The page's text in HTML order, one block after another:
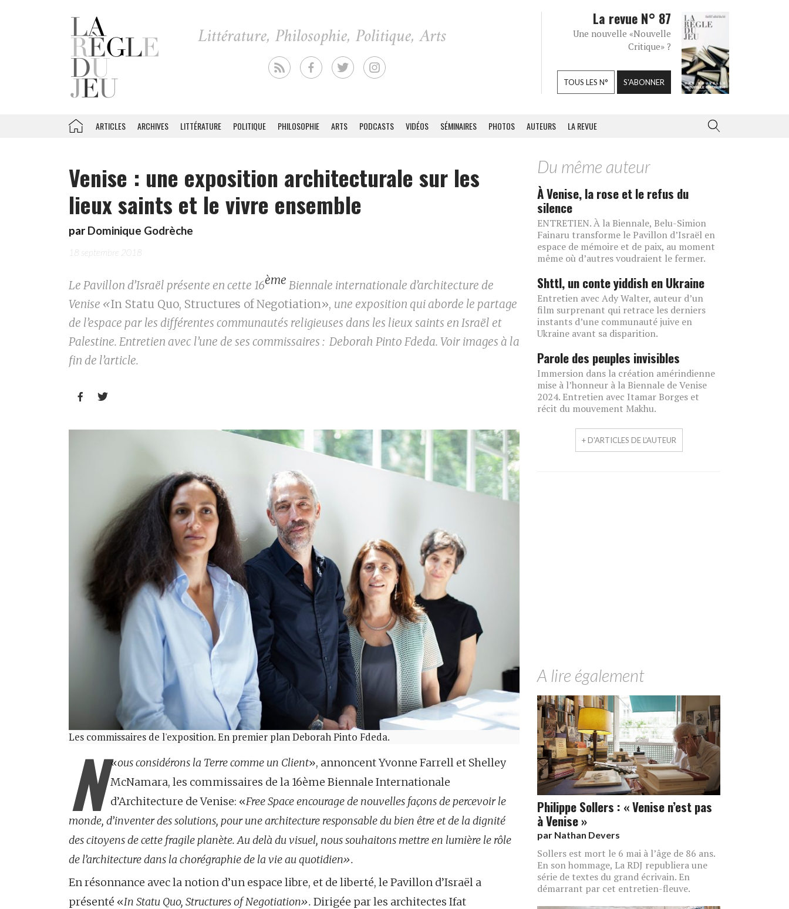
La revue N° 87
Une nouvelle «Nouvelle
Critique» ?
TOUS LES N° S'ABONNER
ARTICLES ARCHIVES LITTÉRATURE POLITIQUE PHILOSOPHIE ARTS PODCASTS VIDÉOS SÉMINAIRES PHOTOS AUTEURS LA REVUE
Venise : une exposition architecturale sur les
lieux saints et le vivre ensemble
par Dominique Godrèche
18 septembre 2018
Le Pavillon d’Israël présente en cette 16ème Biennale internationale d’architecture de
Venise «In Statu Quo, Structures of Negotiation», une exposition qui aborde le partage
de l’espace par les différentes communautés religieuses dans les lieux saints en Israël et
Palestine. Entretien avec l’une de ses commissaires : Deborah Pinto Fdeda. Voir images à la
fin de l’article.
 
Les commissaires de l'exposition. En premier plan Deborah Pinto Fdeda.
«
N ous considérons la Terre comme un Client», annoncent Yvonne Farrell et Shelley
McNamara, les commissaires de la 16ème Biennale Internationale
d’Architecture de Venise: «Free Space encourage de nouvelles façons de percevoir le
monde, d’inventer des solutions, pour une architecture responsable du bien être et de la dignité
des citoyens de cette fragile planète. Au delà du visuel, nous souhaitons mettre en lumière le rôle
de l’architecture dans la chorégraphie de la vie au quotidien».
En résonnance avec la notion d’un espace libre, et de liberté, le Pavillon d’Israël a
présenté «In Statu Quo, Structures of Negotiation». Dirigée par les architectes Ifat
Du même auteur
À Venise, la rose et le refus du
silence
ENTRETIEN. À la Biennale, Belu-Simion
Fainaru transforme le Pavillon d’Israël en
espace de mémoire et de paix, au moment
même où d’autres voudraient le fermer.
Shttl, un conte yiddish en Ukraine
Entretien avec Ady Walter, auteur d’un
film surprenant qui retrace les derniers
instants d’une communauté juive en
Ukraine avant sa disparition.
Parole des peuples invisibles
Immersion dans la création amérindienne
mise à l’honneur à la Biennale de Venise
2024. Entretien avec Itamar Borges et
récit du mouvement Makhu.
+ D'ARTICLES DE L'AUTEUR
A lire également
Philippe Sollers : « Venise n’est pas
à Venise »
par Nathan Devers
Sollers est mort le 6 mai à l’âge de 86 ans.
En son hommage, La RDJ republiera une
série de textes du grand écrivain. En
démarrant par cet entretien-fleuve.